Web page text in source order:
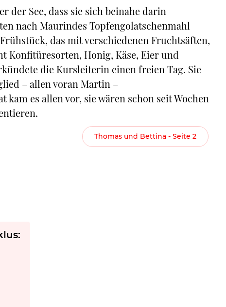
der See, dass sie sich beinahe darin
nach Maurindes Topfengolatschenmahl
das mit verschiedenen Fruchtsäften,
Konfitüresorten, Honig, Käse, Eier und
die Kursleiterin einen freien Tag. Sie
– allen voran Martin –
es allen vor, sie wären schon seit Wochen
Thomas und Bettina - Seite 2